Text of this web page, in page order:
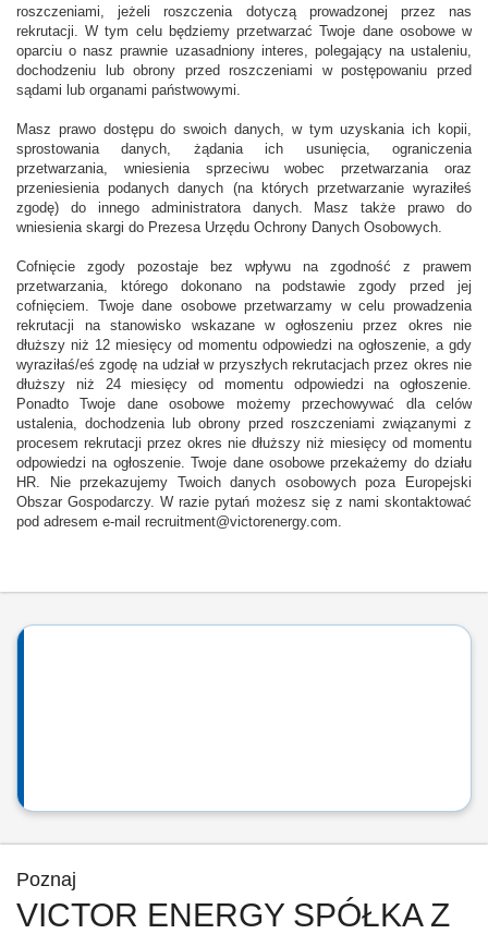
roszczeniami, jeżeli roszczenia dotyczą prowadzonej przez nas
rekrutacji. W tym celu będziemy przetwarzać Twoje dane osobowe w
oparciu o nasz prawnie uzasadniony interes, polegający na ustaleniu,
dochodzeniu lub obrony przed roszczeniami w postępowaniu przed
sądami lub organami państwowymi.
Masz prawo dostępu do swoich danych, w tym uzyskania ich kopii,
sprostowania danych, żądania ich usunięcia, ograniczenia
przetwarzania, wniesienia sprzeciwu wobec przetwarzania oraz
przeniesienia podanych danych (na których przetwarzanie wyraziłeś
zgodę) do innego administratora danych. Masz także prawo do
wniesienia skargi do Prezesa Urzędu Ochrony Danych Osobowych.
Cofnięcie zgody pozostaje bez wpływu na zgodność z prawem
przetwarzania, którego dokonano na podstawie zgody przed jej
cofnięciem. Twoje dane osobowe przetwarzamy w celu prowadzenia
rekrutacji na stanowisko wskazane w ogłoszeniu przez okres nie
dłuższy niż 12 miesięcy od momentu odpowiedzi na ogłoszenie, a gdy
wyraziłaś/eś zgodę na udział w przyszłych rekrutacjach przez okres nie
dłuższy niż 24 miesięcy od momentu odpowiedzi na ogłoszenie.
Ponadto Twoje dane osobowe możemy przechowywać dla celów
ustalenia, dochodzenia lub obrony przed roszczeniami związanymi z
procesem rekrutacji przez okres nie dłuższy niż miesięcy od momentu
odpowiedzi na ogłoszenie. Twoje dane osobowe przekażemy do działu
HR. Nie przekazujemy Twoich danych osobowych poza Europejski
Obszar Gospodarczy. W razie pytań możesz się z nami skontaktować
pod adresem e-mail recruitment@victorenergy.com.
Poznaj
VICTOR ENERGY SPÓŁKA Z